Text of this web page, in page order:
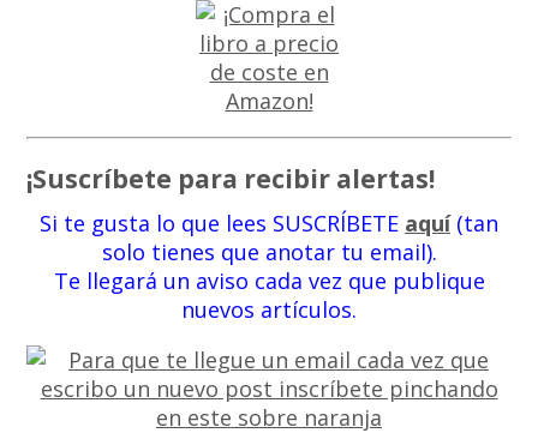
¡Suscríbete para recibir alertas!
Si te gusta lo que lees SUSCRÍBETE aquí(tan
solo tienes que anotar tu email).
Te llegará un aviso cada vez que publique
nuevos artículos.